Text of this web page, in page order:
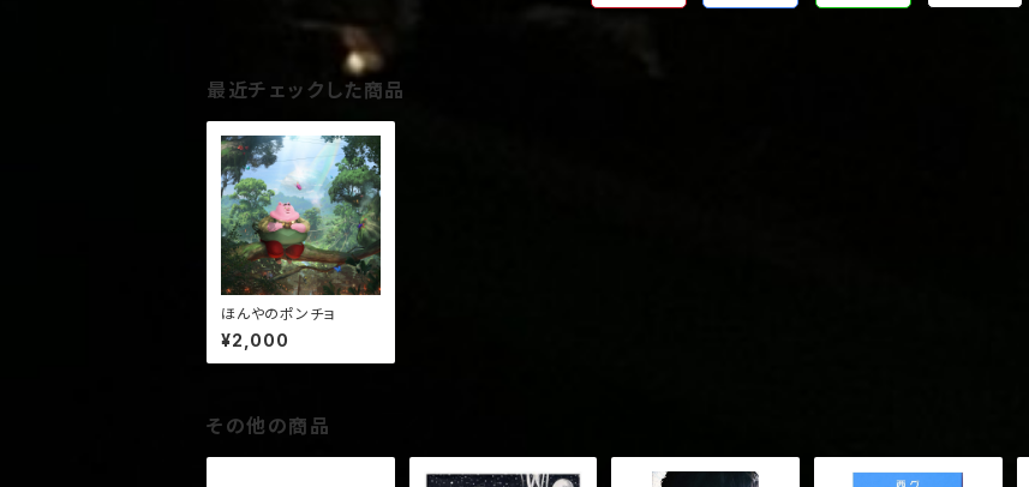
最近チェックした商品
ほんやのポンチョ
¥2,000
その他の商品